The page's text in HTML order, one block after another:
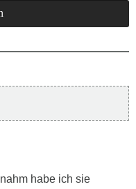
habe ich sie